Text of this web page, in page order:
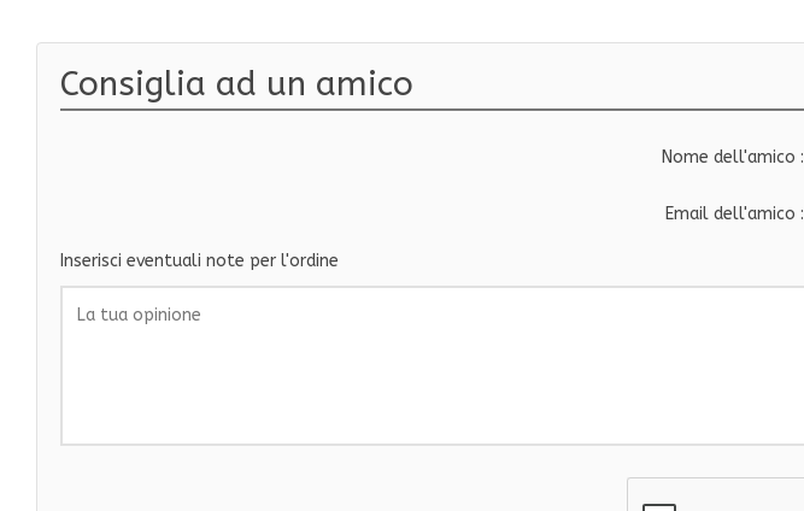
Consiglia ad un amico
Nome dell'amico :
Email dell'amico :
Inserisci eventuali note per l'ordine